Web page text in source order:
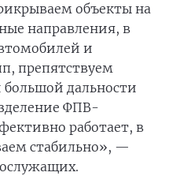
объекты на
направления, в
и
препятствуем
дальности
ФПВ-
работает, в
стабильно», —